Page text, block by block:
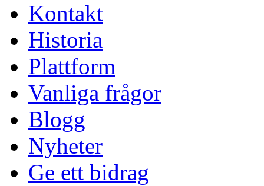
Kontakt
Historia
Plattform
Vanliga frågor
Blogg
Nyheter
Ge ett bidrag